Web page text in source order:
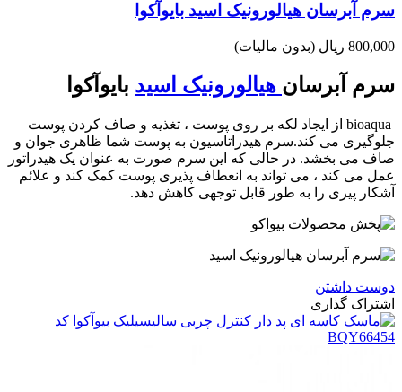
سرم آبرسان هیالورونیک اسید بایوآکوا
800,000 ریال (بدون مالیات)
سرم آبرسان هیالورونیک اسید بایوآکوا
bioaqua از ایجاد لکه بر روی پوست ، تغذیه و صاف کردن پوست
جلوگیری می کند.سرم هیدراتاسیون به پوست شما ظاهری جوان و
صاف می بخشد. در حالی که این سرم صورت به عنوان یک هیدراتور
عمل می کند ، می تواند به انعطاف پذیری پوست کمک کند و علائم
آشکار پیری را به طور قابل توجهی کاهش دهد.
دوست داشتن
اشتراک گذاری